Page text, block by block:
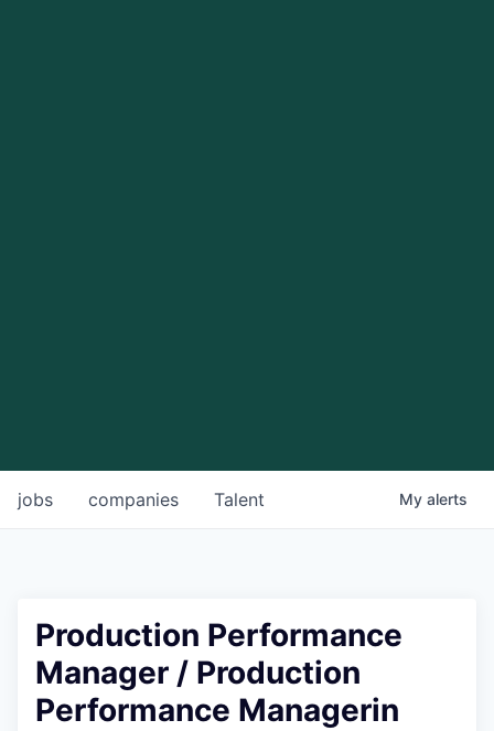
jobs companies Talent My alerts
Production Performance
Manager / Production
Performance Managerin